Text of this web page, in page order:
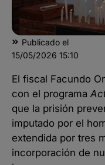
Publicado el
15/05/2026 15:10
El fiscal Facundo
con el programa
que la prisión
imputado por el
extendida por tres
incorporación de